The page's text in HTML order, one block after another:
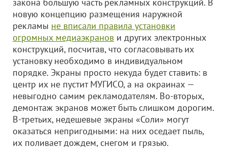
новую концепцию размещения наружной
рекламы не вписали правила установки
огромных медиаэкранов и других электронных
конструкций, посчитав, что согласовывать их
установку необходимо в индивидуальном
порядке. Экраны просто некуда будет ставить: в
центр их не пустит МУГИСО, а на окраинах —
невыгодно самим рекламодателям. Во-вторых,
демонтаж экранов может быть слишком дорогим.
В-третьих, недешевые экраны «Соли» могут
оказаться непригодными: на них оседает пыль,
их поливает дождем, снегом и грязью.